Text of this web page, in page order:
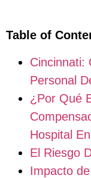
Table of
Cincinnati:
Personal
¿Por Qué
Hospital
El Riesgo
Impacto